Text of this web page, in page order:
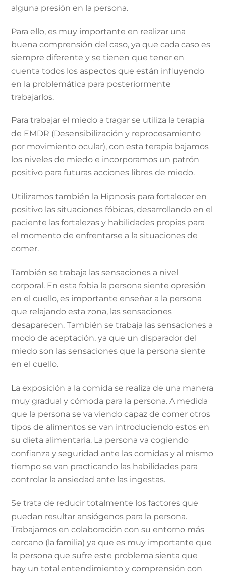
alguna presión en la persona.
Para ello, es muy importante en realizar una
buena comprensión del caso, ya que cada caso es
siempre diferente y se tienen que tener en
cuenta todos los aspectos que están influyendo
en la problemática para posteriormente
trabajarlos.
Para trabajar el miedo a tragar se utiliza la terapia
de EMDR (Desensibilización y reprocesamiento
por movimiento ocular), con esta terapia bajamos
los niveles de miedo e incorporamos un patrón
positivo para futuras acciones libres de miedo.
Utilizamos también la Hipnosis para fortalecer en
positivo las situaciones fóbicas, desarrollando en el
paciente las fortalezas y habilidades propias para
el momento de enfrentarse a la situaciones de
comer.
También se trabaja las sensaciones a nivel
corporal. En esta fobia la persona siente opresión
en el cuello, es importante enseñar a la persona
que relajando esta zona, las sensaciones
desaparecen. También se trabaja las sensaciones a
modo de aceptación, ya que un disparador del
miedo son las sensaciones que la persona siente
en el cuello.
La exposición a la comida se realiza de una manera
muy gradual y cómoda para la persona. A medida
que la persona se va viendo capaz de comer otros
tipos de alimentos se van introduciendo estos en
su dieta alimentaria. La persona va cogiendo
confianza y seguridad ante las comidas y al mismo
tiempo se van practicando las habilidades para
controlar la ansiedad ante las ingestas.
Se trata de reducir totalmente los factores que
puedan resultar ansiógenos para la persona.
Trabajamos en colaboración con su entorno más
cercano (la familia) ya que es muy importante que
la persona que sufre este problema sienta que
hay un total entendimiento y comprensión con